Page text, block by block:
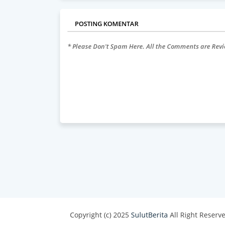
POSTING KOMENTAR
* Please Don't Spam Here. All the Comments are
Copyright (c) 2025 SulutBerita All Right